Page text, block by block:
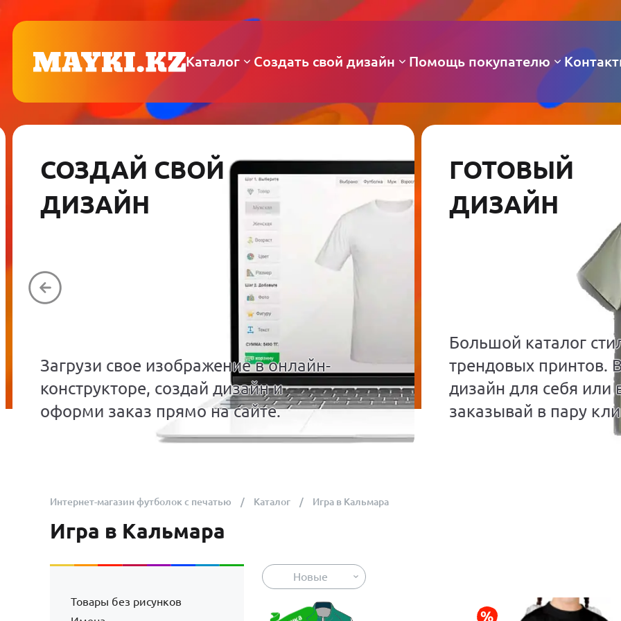
Каталог Создать свой дизайн Помощь покупателю
СОЗДАЙ СВОЙ
ДИЗАЙН
Загрузи свое изображение в онлайн-
конструкторе, создай дизайн и
оформи заказ прямо на сайте.
ГОТОВЫЙ
ДИЗАЙН
Большой каталог
трендовых принтов.
дизайн для себя или
заказывай в пару
Интернет-магазин футболок с печатью Каталог Игра в Кальмара
Игра в Кальмара
Товары без рисунков
Новые